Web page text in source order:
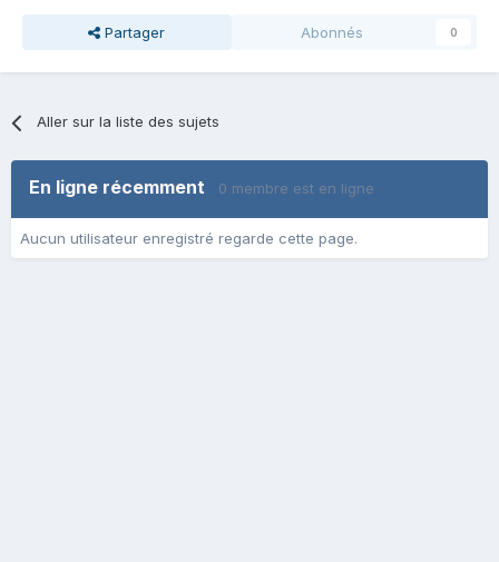
Partager Abonnés 0
Aller sur la liste des sujets
En ligne récemment 0 membre est en ligne
Aucun utilisateur enregistré regarde cette page.